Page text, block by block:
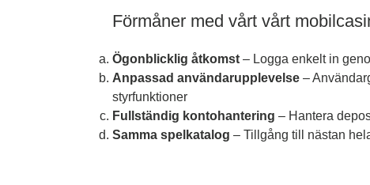
Förmåner med vårt vårt
Ögonblicklig åtkomst – Logga enkelt in
Anpassad användarupplevelse –
styrfunktioner
Fullständig kontohantering – Hantera
Samma spelkatalog – Tillgång till nästan